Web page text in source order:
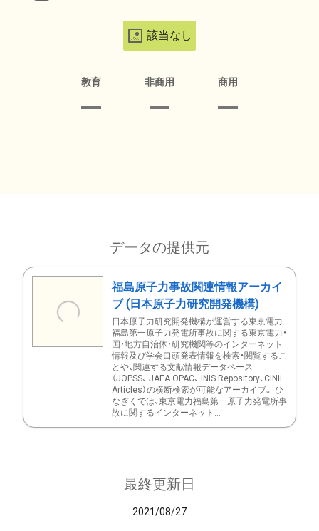
該当なし
教育 非商用 商用
データの提供元
福島原子力事故関連情報アーカイ
ブ (日本原子力研究開発機構)
日本原子力研究開発機構が運営する東京電力
福島第一原子力発電所事故に関する東京電力・
国・地方自治体・研究機関等のインターネット
情報及び学会口頭発表情報を検索・閲覧するこ
とや、関連する文献情報データベース
（JOPSS、 JAEA OPAC、 INIS Repository、CiNii
Articles）の横断検索が可能なアーカイブ。 ひ
なぎくでは、東京電力福島第一原子力発電所事
故に関するインターネット...
最終更新日
2021/08/27